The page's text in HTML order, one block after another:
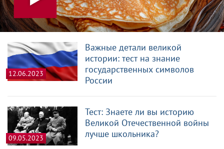
12.06.2023
Важные детали великой
истории: тест на знание
государственных символов
России
09.05.2023
Тест: Знаете ли вы историю
Великой Отечественной войны
лучше школьника?